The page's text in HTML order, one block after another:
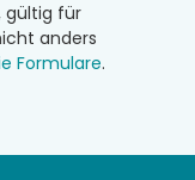
gültig für
anders
Formulare.